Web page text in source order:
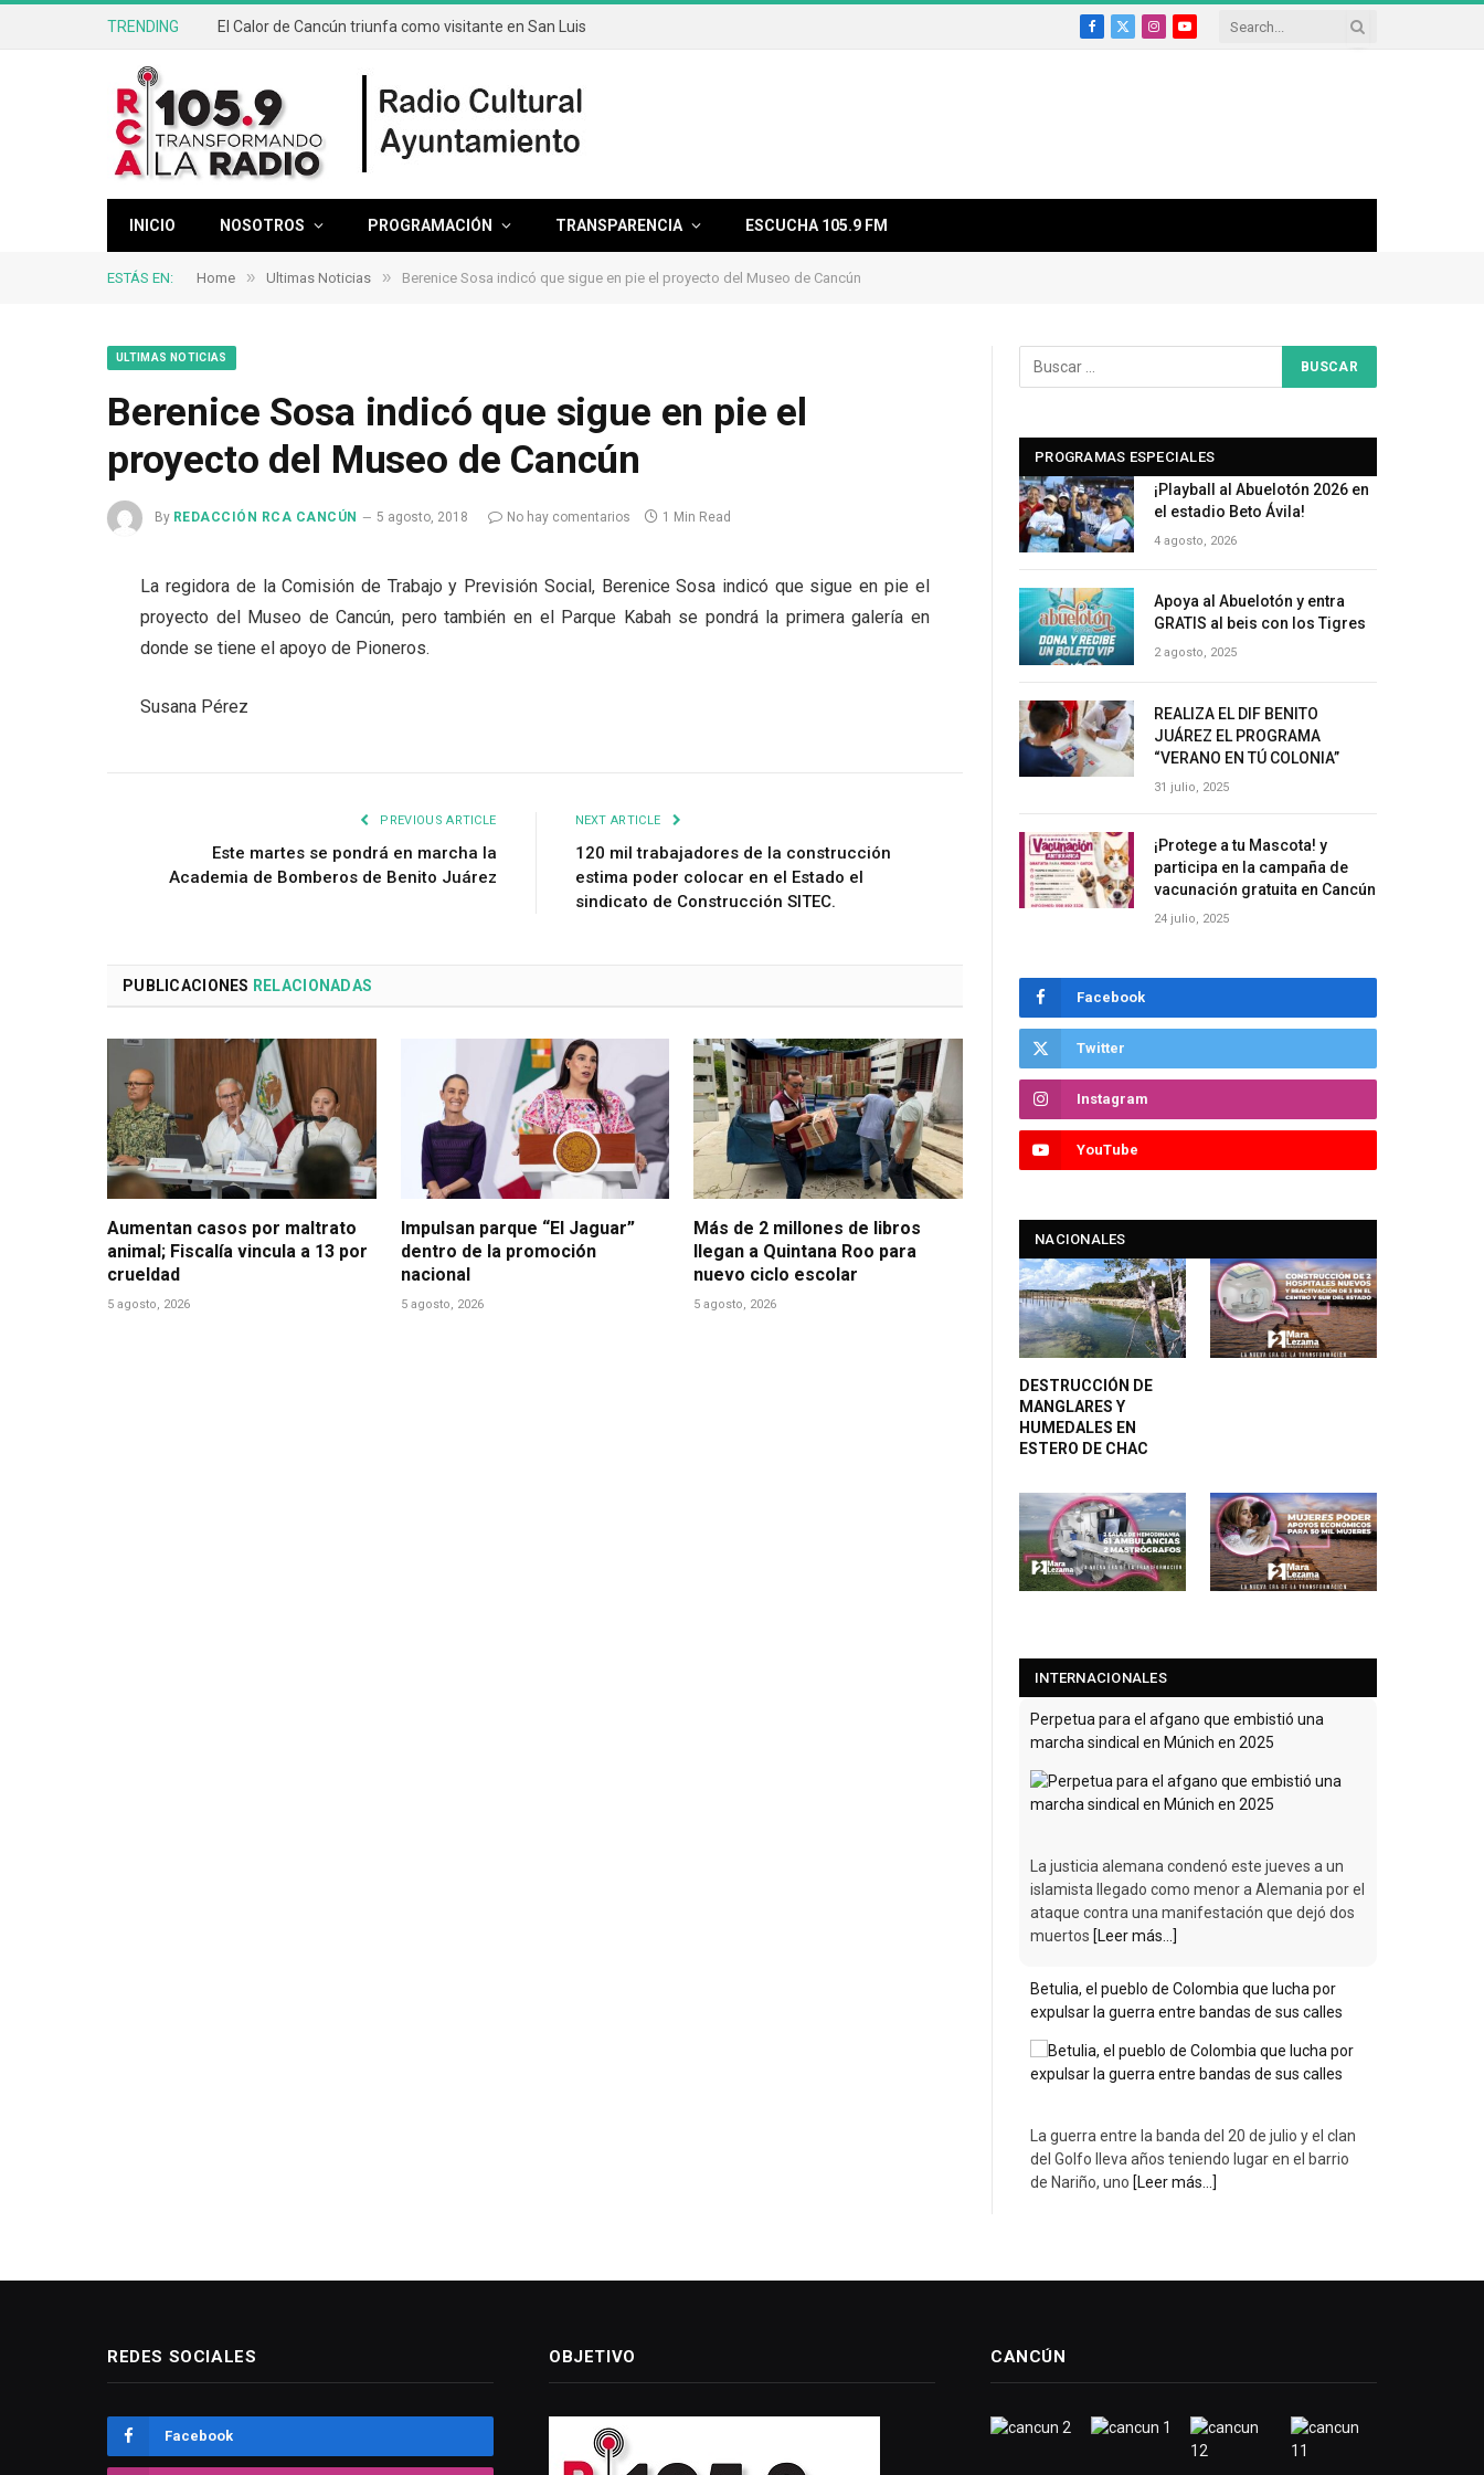
TRENDING El Calor de Cancún triunfa como visitante en San Luis
Facebook
X
InstagramYouTube
INICIO NOSOTROS PROGRAMACIÓN TRANSPARENCIA ESCUCHA 105.9 FM
ESTÁS EN: Home » Ultimas Noticias » Berenice Sosa indicó que sigue en pie el proyecto del Museo de Cancún
ULTIMAS NOTICIAS
Berenice Sosa indicó que sigue en pie el
proyecto del Museo de Cancún
By REDACCIÓN RCA CANCÚN 5 agosto, 2018 No hay comentarios 1 Min Read
La regidora de la Comisión de Trabajo y Previsión Social, Berenice Sosa indicó que sigue en pie el
proyecto del Museo de Cancún, pero también en el Parque Kabah se pondrá la primera galería en
donde se tiene el apoyo de Pioneros.
Susana Pérez
PREVIOUS ARTICLE
Este martes se pondrá en marcha la
Academia de Bomberos de Benito Juárez
NEXT ARTICLE
120 mil trabajadores de la construcción
estima poder colocar en el Estado el
sindicato de Construcción SITEC.
PUBLICACIONES RELACIONADAS
Aumentan casos por maltrato
animal; Fiscalía vincula a 13 por
crueldad
5 agosto, 2026
Impulsan parque “El Jaguar”
dentro de la promoción
nacional
5 agosto, 2026
Más de 2 millones de libros
llegan a Quintana Roo para
nuevo ciclo escolar
5 agosto, 2026
PROGRAMAS ESPECIALES
¡Playball al Abuelotón 2026 en
el estadio Beto Ávila!
4 agosto, 2026
Apoya al Abuelotón y entra
GRATIS al beis con los Tigres
2 agosto, 2025
REALIZA EL DIF BENITO
JUÁREZ EL PROGRAMA
“VERANO EN TÚ COLONIA”
31 julio, 2025
¡Protege a tu Mascota! y
participa en la campaña de
vacunación gratuita en Cancún
24 julio, 2025
Facebook
Twitter
Instagram
YouTube
NACIONALES
DESTRUCCIÓN DE
MANGLARES Y
HUMEDALES EN
ESTERO DE CHAC
INTERNACIONALES
Perpetua para el afgano que embistió una
marcha sindical en Múnich en 2025
La justicia alemana condenó este jueves a un
islamista llegado como menor a Alemania por el
ataque contra una manifestación que dejó dos
muertos [Leer más...]
Betulia, el pueblo de Colombia que lucha por
expulsar la guerra entre bandas de sus calles
La guerra entre la banda del 20 de julio y el clan
del Golfo lleva años teniendo lugar en el barrio
de Nariño, uno [Leer más...]
REDES SOCIALES
Facebook
OBJETIVO CANCÚN